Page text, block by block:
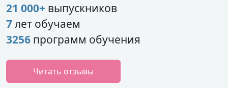
21 000+ выпускников
7лет обучаем
3256 программ обучения
Читать отзывы